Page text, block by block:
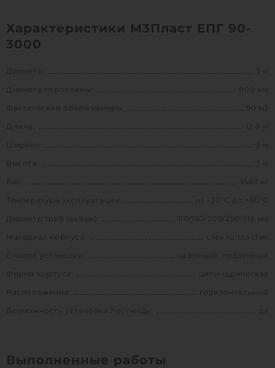
Характеристики М3Пласт ЕПГ 90-
3000
Диаметр:
3 м
Диаметр горловины:
800 мм
Фактический объем камеры:
90 м3
Длина:
12.8 м
Ширина:
3 м
Высота:
3 м
3569 кг
Температура эксплуатации:
от -30°C до +60°C
Диаметр труб (вх/вых):
110/160/200/250/315 мм
Материал корпуса:
стеклопластик
Способ установки:
наземный, подземный
Форма корпуса:
цилиндрическая
Расположение:
горизонтальный
Возможность установки лестницы:
да
Выполненные работы